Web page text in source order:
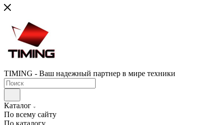
TIMING - Ваш надежный партнер в мире техники
Каталог
По всему сайту
По каталогу